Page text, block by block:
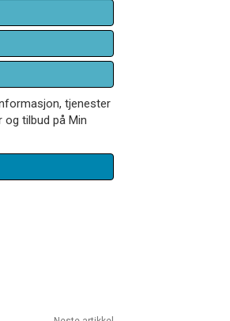
tjenester
og tilbud på Min